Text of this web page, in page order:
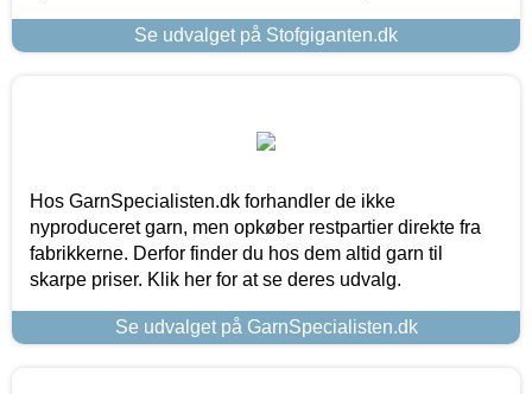
Se udvalget på Stofgiganten.dk
Hos GarnSpecialisten.dk forhandler de ikke
nyproduceret garn, men opkøber restpartier direkte fra
fabrikkerne. Derfor finder du hos dem altid garn til
skarpe priser. Klik her for at se deres udvalg.
Se udvalget på GarnSpecialisten.dk